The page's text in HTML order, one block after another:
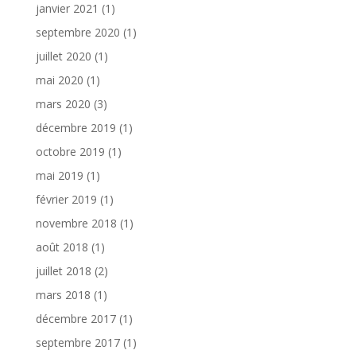
janvier 2021 (1)
septembre 2020 (1)
juillet 2020 (1)
mai 2020 (1)
mars 2020 (3)
décembre 2019 (1)
octobre 2019 (1)
mai 2019 (1)
février 2019 (1)
novembre 2018 (1)
août 2018 (1)
juillet 2018 (2)
mars 2018 (1)
décembre 2017(1)
septembre 2017(1)